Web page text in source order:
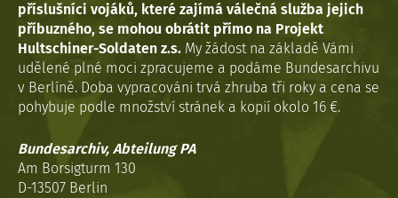
příslušníci vojáků, které zajímá válečná služba jejich
příbuzného, se mohou obrátit přímo na Projekt
Hultschiner-Soldaten z.s. My žádost na základě Vámi
udělené plné moci zpracujeme a podáme Bundesarchivu
v Berlíně. Doba vypracováni trvá zhruba tři roky a cena se
pohybuje podle množství stránek a kopií okolo 16 €.
Bundesarchiv, Abteilung PA
Am Borsigturm 130
D-13507 Berlin